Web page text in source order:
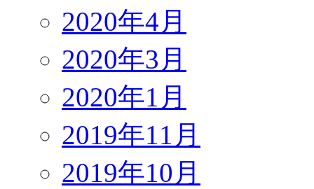
2020年4月
2020年3月
2020年1月
2019年11月
2019年10月